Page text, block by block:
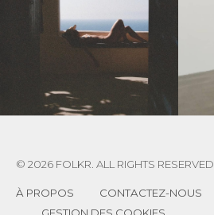
© 2026 FOLKR. ALL RIGHTS RESERVED.
À PROPOS
CONTACTEZ-NOUS